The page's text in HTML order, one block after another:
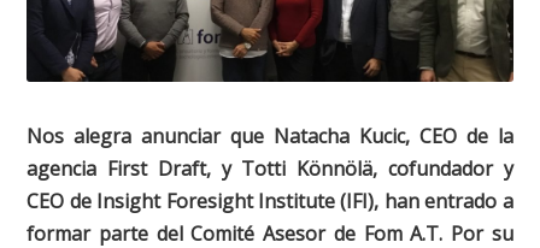
Nos alegra anunciar que Natacha Kucic, CEO de la
agencia First Draft, y Totti Könnölä, cofundador y
CEO de Insight Foresight Institute (IFI), han entrado a
formar parte del Comité Asesor de Fom A.T. Por su